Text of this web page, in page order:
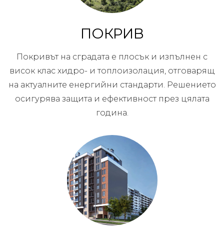
ПОКРИВ
Покривът на сградата е плосък и изпълнен с
висок клас хидро- и топлоизолация, отговарящ
на актуалните енергийни стандарти. Решението
осигурява защита и ефективност през цялата
година.